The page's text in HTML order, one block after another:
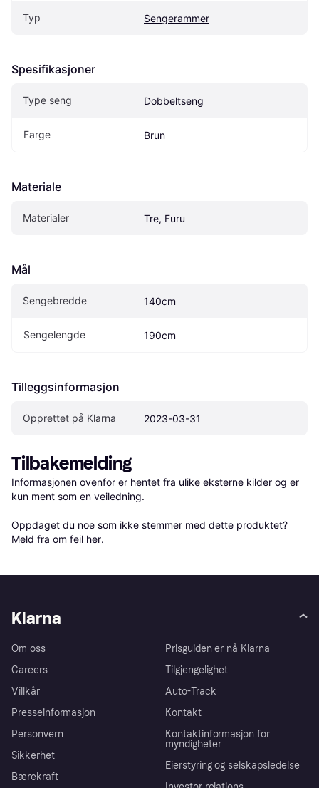
Typ Sengerammer
Spesifikasjoner
Type seng Dobbeltseng
Farge Brun
Materiale
Materialer Tre, Furu
Mål
Sengebredde 140cm
Sengelengde 190cm
Tilleggsinformasjon
Opprettet på Klarna 2023-03-31
Tilbakemelding
Informasjonen ovenfor er hentet fra ulike eksterne kilder og er
kun ment som en veiledning.
Oppdaget du noe som ikke stemmer med dette produktet?
Meld fra om feil her.
Klarna
Om oss
Careers
Villkår
Presseinformasjon
Personvern
Sikkerhet
Bærekraft
Prisguiden er nå Klarna
Tilgjengelighet
Auto-Track
Kontakt
Kontaktinformasjon for
myndigheter
Eierstyring og selskapsledelse